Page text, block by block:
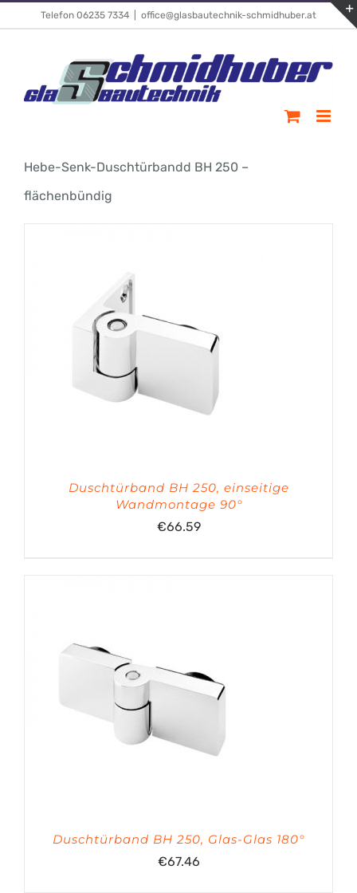
Telefon 06235 7334 office@glasbautechnik-schmidhuber.at
Hebe-Senk-Duschtürbandd BH 250 –
flächenbündig
Duschtürband BH 250, einseitige
Wandmontage 90°
€66.59
Duschtürband BH 250, Glas-Glas 180°
€67.46